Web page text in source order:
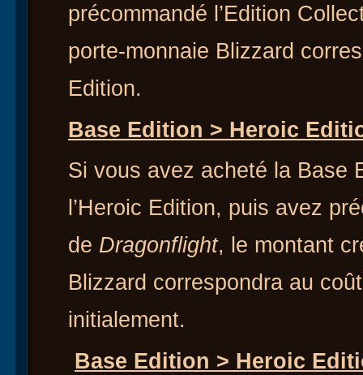
précommandé l’Edition
porte-monnaie Blizzard
Edition.
Base Edition > Heroic
Si vous avez acheté la Base
l’Heroic Edition, puis avez
de Dragonflight, le montant
Blizzard correspondra au
initialement.
Base Edition > Heroic